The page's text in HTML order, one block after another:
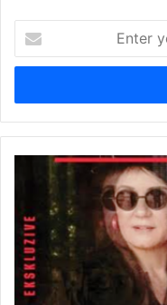
your
Email